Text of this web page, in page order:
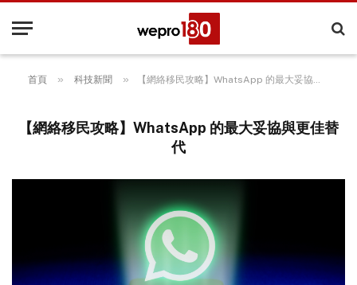
首頁 » 科技新聞 » 【網絡移民攻略】WhatsApp 的最大妥協與更佳替代
【網絡移民攻略】WhatsApp 的最大妥協與更佳替
代